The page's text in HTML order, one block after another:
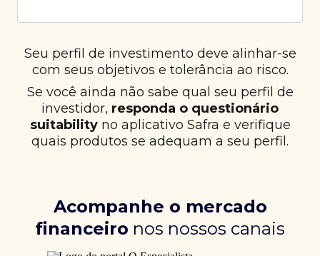
Seu perfil de investimento deve alinhar-se
com seus objetivos e tolerância ao risco.
Se você ainda não sabe qual seu perfil de
investidor, responda o questionário
suitabilityno aplicativo Safra e verifique
quais produtos se adequam a seu perfil.
Acompanhe o mercado
financeiro nos nossos canais